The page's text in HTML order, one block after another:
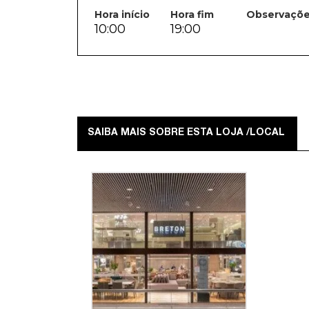
Hora início Hora fim
10:00 19:00
SAIBA MAIS SOBRE ESTA LOJA /LOCAL